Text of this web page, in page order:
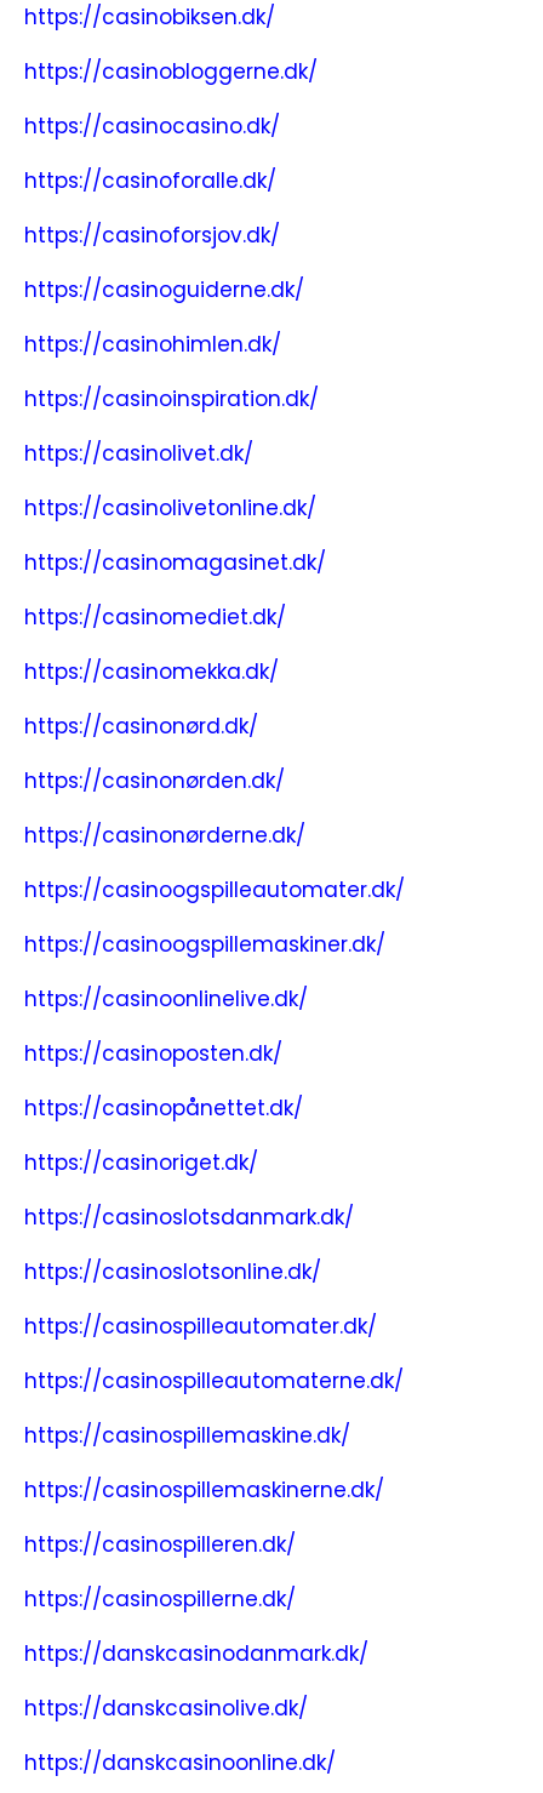
https://casinobiksen.dk/
https://casinobloggerne.dk/
https://casinocasino.dk/
https://casinoforalle.dk/
https://casinoforsjov.dk/
https://casinoguiderne.dk/
https://casinohimlen.dk/
https://casinoinspiration.dk/
https://casinolivet.dk/
https://casinolivetonline.dk/
https://casinomagasinet.dk/
https://casinomediet.dk/
https://casinomekka.dk/
https://casinonørd.dk/
https://casinonørden.dk/
https://casinonørderne.dk/
https://casinoogspilleautomater.dk/
https://casinoogspillemaskiner.dk/
https://casinoonlinelive.dk/
https://casinoposten.dk/
https://casinopånettet.dk/
https://casinoriget.dk/
https://casinoslotsdanmark.dk/
https://casinoslotsonline.dk/
https://casinospilleautomater.dk/
https://casinospilleautomaterne.dk/
https://casinospillemaskine.dk/
https://casinospillemaskinerne.dk/
https://casinospilleren.dk/
https://casinospillerne.dk/
https://danskcasinodanmark.dk/
https://danskcasinolive.dk/
https://danskcasinoonline.dk/